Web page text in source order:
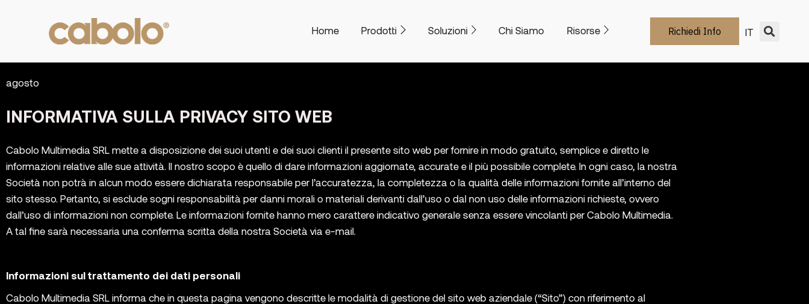
Home Prodotti Soluzioni Chi Siamo Risorse Richiedi Info IT
agosto
INFORMATIVA SULLA PRIVACY SITO WEB
Cabolo Multimedia SRL mette a disposizione dei suoi utenti e dei suoi clienti il presente sito web per fornire in modo gratuito, semplice e diretto le
informazioni relative alle sue attività. Il nostro scopo è quello di dare informazioni aggiornate, accurate e il più possibile complete. In ogni caso, la nostra
Società non potrà in alcun modo essere dichiarata responsabile per l’accuratezza, la completezza o la qualità delle informazioni fornite all’interno del
sito stesso. Pertanto, si esclude sogni responsabilità per danni morali o materiali derivanti dall’uso o dal non uso delle informazioni richieste, ovvero
dall’uso di informazioni non complete. Le informazioni fornite hanno mero carattere indicativo generale senza essere vincolanti per Cabolo Multimedia.
A tal fine sarà necessaria una conferma scritta della nostra Società via e-mail.
Informazioni sul trattamento dei dati personali
Cabolo Multimedia SRL informa che in questa pagina vengono descritte le modalità di gestione del sito web aziendale (“Sito”) con riferimento al